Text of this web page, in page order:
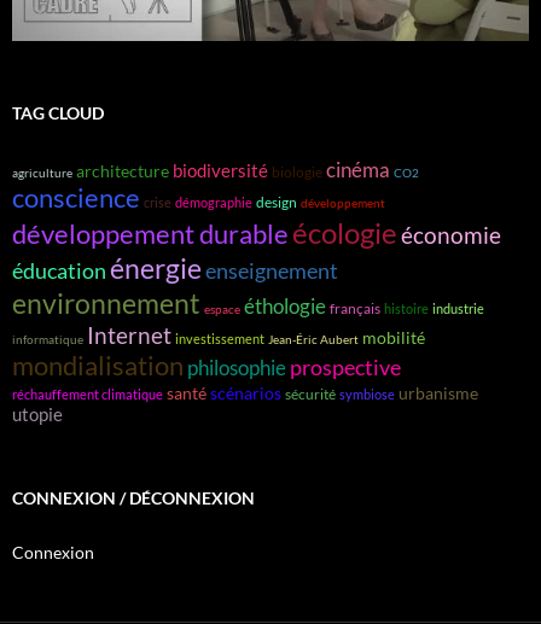
TAG CLOUD
agriculture architecture biodiversité biologie cinéma CO2
conscience crise démographie design développement
développement durableécologieéconomie
éducationénergieenseignement
environnement espace éthologie français histoire industrie
informatique Internet investissement Jean-Éric Aubert mobilité
mondialisation philosophieprospective
réchauffement climatique santéscénarios sécurité symbiose urbanisme
utopie
CONNEXION / DÉCONNEXION
Connexion